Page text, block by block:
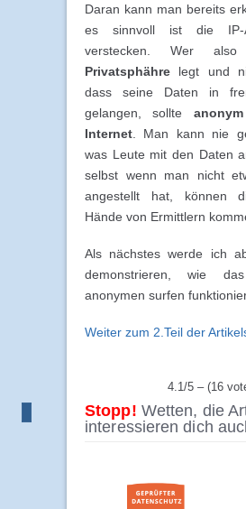
Daran kann man bereits
es sinnvoll ist die IP-
verstecken. Wer
Privatsphähre legt und
dass seine Daten in
gelangen, sollte
Internet . Man kann nie
was Leute mit den Daten
selbst wenn man nicht
angestellt hat, können
Hände von Ermittlern
Als nächstes werde ich
demonstrieren, wie
anonymen surfen
Weiter zum 2.Teil der
4.1/5 – (16
Stopp! Wetten, die
interessieren dich